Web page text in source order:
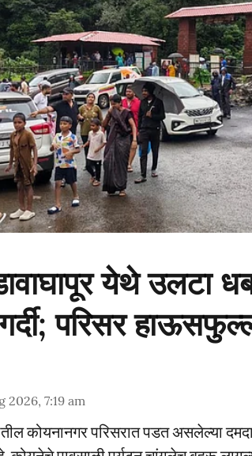
येथे उलटा
परिसर
2026, 7:19 am
कोयनानगर परिसरात पडत असलेल्या